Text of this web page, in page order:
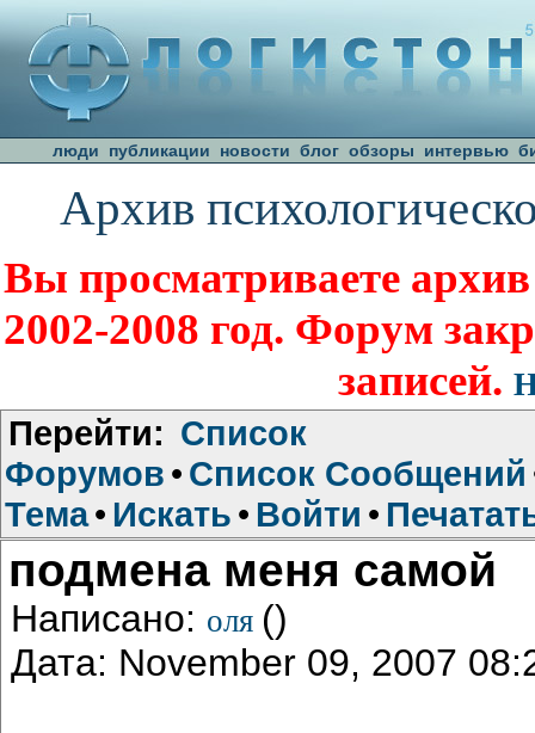
люди публикации новости блог обзоры интервью
Архив
Вы просматриваете
2002-2008 год. Форум
записей.
Перейти: Список
Форумов • Список Сообщений
Тема• Искать • Войти •
подмена меня самой
Написано: оля ()
Дата: November 09, 2007